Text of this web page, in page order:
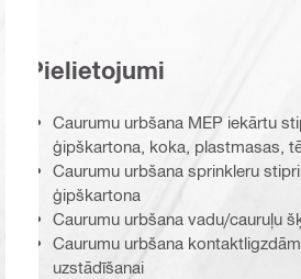
Pielietojumi
Caurumu urbšana MEP iekārtu
ģipškartona, koka, plastmasas,
Caurumu urbšana sprinkleru
ģipškartona
Caurumu urbšana vadu/cauruļu
Caurumu urbšana
uzstādīšanai